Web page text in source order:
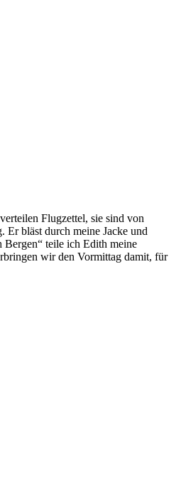
Flugzettel, sie sind von
bläst durch meine Jacke und
Bergen“ teile ich Edith meine
wir den Vormittag damit, für